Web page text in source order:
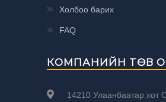
Холбоо барих
FAQ
КОМПАНИЙН ТӨВ
14210 Улаанбаатар хот